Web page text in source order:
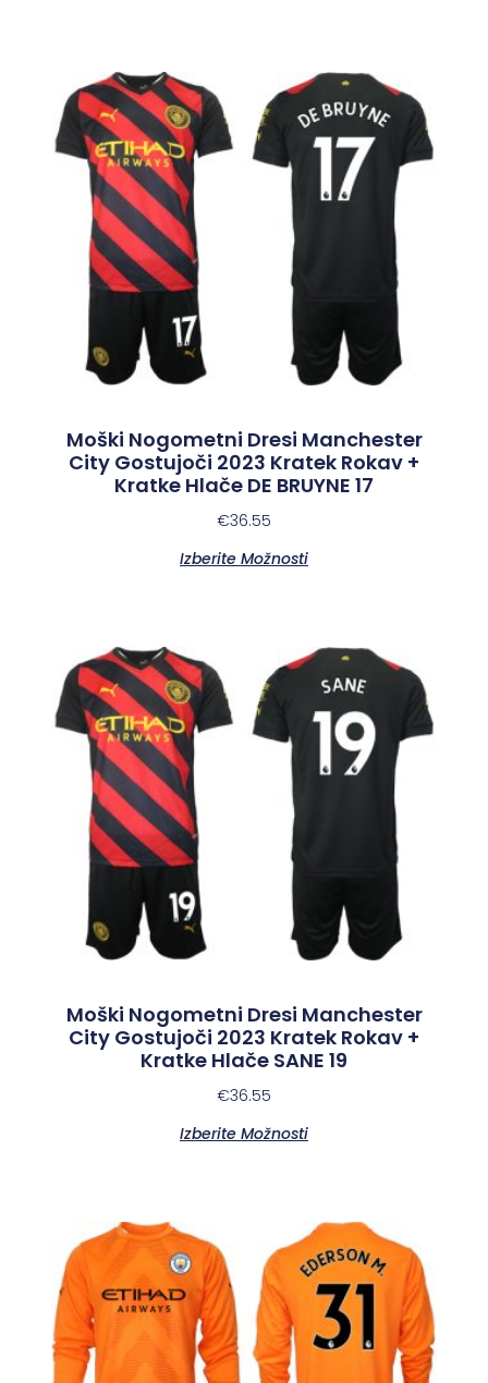
Moški Nogometni Dresi Manchester
City Gostujoči 2023 Kratek Rokav +
Kratke Hlače DE BRUYNE 17
€36.55
Izberite Možnosti
Moški Nogometni Dresi Manchester
City Gostujoči 2023 Kratek Rokav +
Kratke Hlače SANE 19
€36.55
Izberite Možnosti